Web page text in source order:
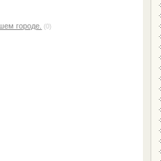
городе. (0)